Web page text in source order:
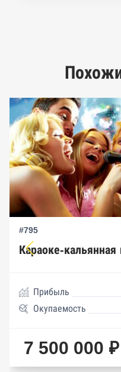
#795
Караоке-
Прибыль
Окупаемость
7 500 000 ₽